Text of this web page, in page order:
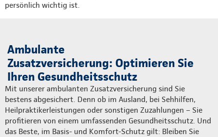
persönlich wichtig ist.
Ambulante
Zusatzversicherung: Optimieren Sie
Ihren Gesundheitsschutz
Mit unserer ambulanten Zusatzversicherung sind Sie
bestens abgesichert. Denn ob im Ausland, bei Sehhilfen,
Heilpraktikerleistungen oder sonstigen Zuzahlungen – Sie
profitieren von einem umfassenden Gesundheitsschutz. Und
das Beste, im Basis- und Komfort-Schutz gilt: Bleiben Sie